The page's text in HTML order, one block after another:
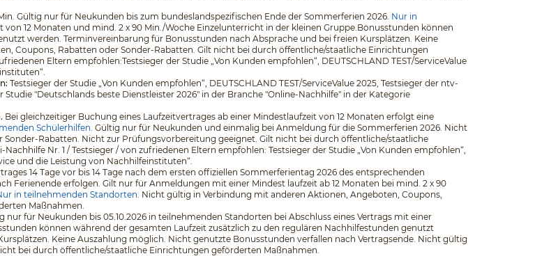
Gültig nur für Neukunden bis zum bundeslandspezifischen Ende der Sommerferien 2026. Nur in
von 12 Monaten und mind. 2 x 90 Min./Woche Einzelunterricht in der kleinen Gruppe.Bonusstunden können
werden. Terminvereinbarung für Bonusstunden nach Absprache und bei freien Kursplätzen. Keine
Coupons, Rabatten oder Sonder-Rabatten. Gilt nicht bei durch öffentliche/staatliche Einrichtungen
Eltern empfohlen:Testsieger der Studie „Von Kunden empfohlen“, DEUTSCHLAND TEST/ServiceValue
Testsieger der Studie „Von Kunden empfohlen“, DEUTSCHLAND TEST/ServiceValue 2025, Testsieger der ntv-
"Deutschlands beste Dienstleister 2026" in der Branche "Online-Nachhilfe" in der Kategorie
Bei gleichzeitiger Buchung eines Laufzeitvertrages ab einer Mindestlaufzeit von 12 Monaten erfolgt eine
Schülerhilfen. Gültig nur für Neukunden und einmalig bei Anmeldung für die Sommerferien 2026. Nicht
Rabatten. Nicht zur Prüfungsvorbereitung geeignet. Gilt nicht bei durch öffentliche/staatliche
Nr. 1 / Testsieger / von zufriedenen Eltern empfohlen: Testsieger der Studie „Von Kunden empfohlen“,
und die Leistung von Nachhilfeinstituten“.
14 Tage vor bis 14 Tage nach dem ersten offiziellen Sommerferientag 2026 des entsprechenden
Ferienende erfolgen. Gilt nur für Anmeldungen mit einer Mindest­ laufzeit ab 12 Monaten bei mind. 2 x 90
in teilnehmenden Standorten. Nicht gültig in Verbindung mit anderen Aktionen, Angeboten, Coupons,
Maßnahmen.
nur für Neukunden bis 05.10.2026 in teilnehmenden Standorten bei Abschluss eines Vertrags mit einer
können während der gesamten Laufzeit zusätzlich zu den regulären Nachhilfestunden genutzt
Keine Auszahlung möglich. Nicht genutzte Bonusstunden verfallen nach Vertragsende. Nicht gültig
bei durch öffentliche/staatliche Einrichtungen geförderten Maßnahmen.